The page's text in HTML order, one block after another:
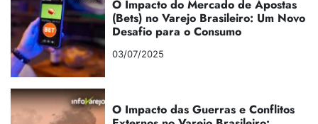
O Impacto do Mercado de Apostas
(Bets) no Varejo Brasileiro: Um Novo
Desafio para o Consumo
03/07/2025
O Impacto das Guerras e Conflitos